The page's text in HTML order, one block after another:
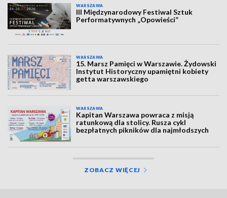
WARSZAWA
III Międzynarodowy Festiwal Sztuk
Performatywnych „Opowieści”
WARSZAWA
15. Marsz Pamięci w Warszawie. Żydowski
Instytut Historyczny upamiętni kobiety
getta warszawskiego
WARSZAWA
Kapitan Warszawa powraca z misją
ratunkową dla stolicy. Rusza cykl
bezpłatnych pikników dla najmłodszych
ZOBACZ WIĘCEJ